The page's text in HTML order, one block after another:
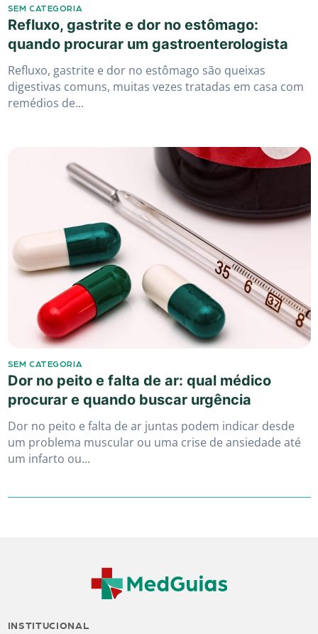
SEM CATEGORIA
Refluxo, gastrite e dor no estômago:
quando procurar um gastroenterologista
Refluxo, gastrite e dor no estômago são queixas
digestivas comuns, muitas vezes tratadas em casa com
remédios de...
SEM CATEGORIA
Dor no peito e falta de ar: qual médico
procurar e quando buscar urgência
Dor no peito e falta de ar juntas podem indicar desde
um problema muscular ou uma crise de ansiedade até
um infarto ou...
INSTITUCIONAL